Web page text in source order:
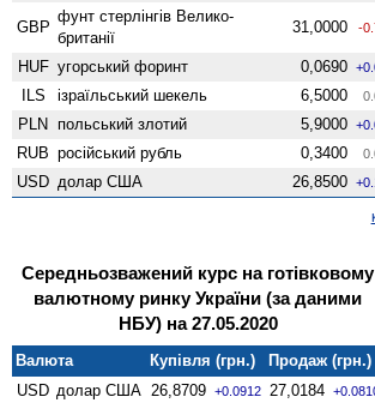
GBP
фунт стерлінгів Велико­
британії
31,0000 -
HUF угорський форинт 0,0690
ILS ізраїльський шекель 6,5000
PLN польський злотий 5,9000
RUB російський рубль 0,3400
USD долар США 26,8500
Середньозважений курс на готівковому
валютному ринку України (за даними
НБУ) на 27.05.2020
Валюта Купівля (грн.)
Продаж (грн.)
USD долар США 26,8709 +0.0912 27,0184